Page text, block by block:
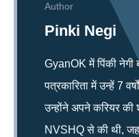
Author
Pinki Negi
GyanOK में पिंकी नेगी
पत्रकारिता में उन्हें 7
उन्होंने अपने करियर
NVSHQ से की थी,